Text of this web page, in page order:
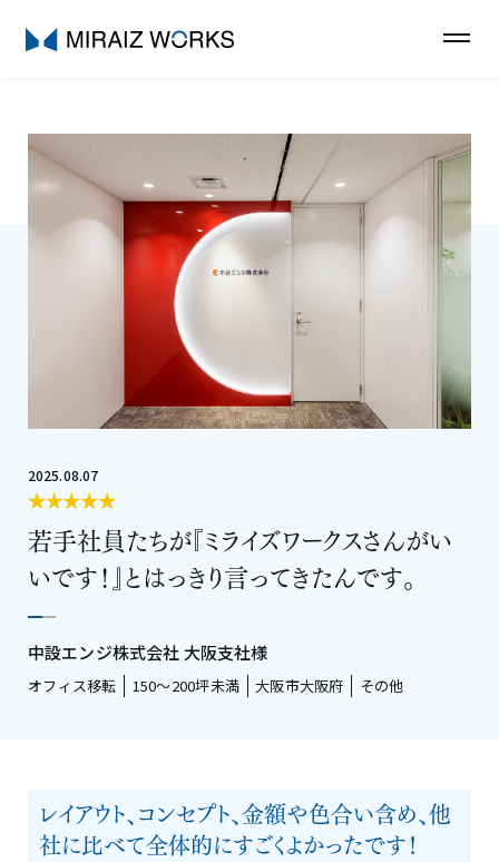
2025.08.07
若手社員たちが『ミライズワークスさんがい
いです！』とはっきり言ってきたんです。
中設エンジ株式会社 大阪支社様
オフィス移転 150〜200坪未満 大阪市大阪府 その他
レイアウト、コンセプト、金額や色合い含め、他
社に比べて全体的にすごくよかったです！